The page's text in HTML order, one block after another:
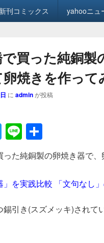
刊コミックス yahooニュ
買った純銅製
焼きを作って
に adminが投稿
T
wi
tt
er
Li
n
e
有
った純銅製の卵焼き器で
」を実践比較 「文句なし
錫引き(スズメッキ)されて